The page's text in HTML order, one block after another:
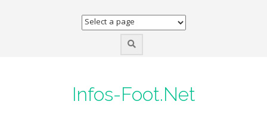
Infos-Foot.Net